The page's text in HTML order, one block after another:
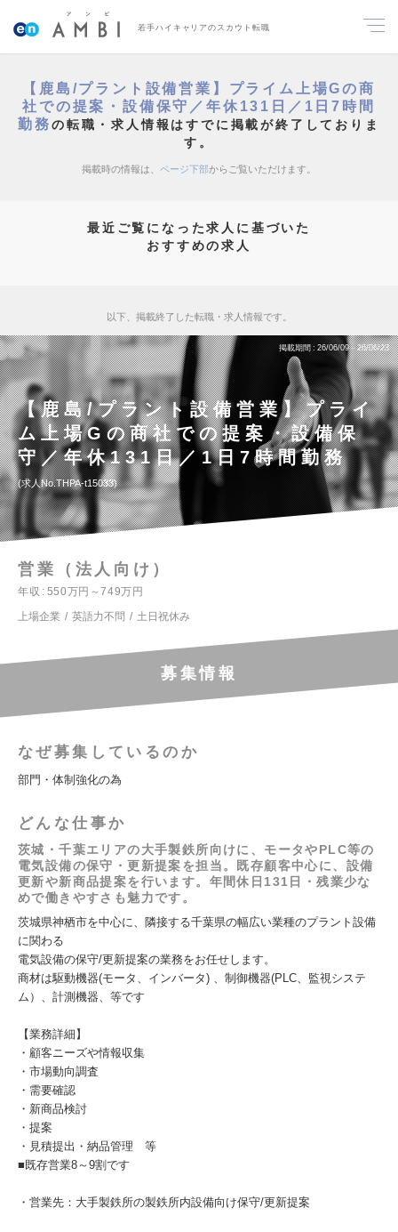
若手ハイキャリアのスカウト転職
【鹿島/プラント設備営業】プライム上場Gの商
社での提案・設備保守／年休131日／1日7時間
勤務の転職・求人情報はすでに掲載が終了しておりま
す。
掲載時の情報は、 ページ下部からご覧いただけます。
最近ご覧になった求人に基づいた
おすすめの求人
以下、掲載終了した転職・求人情報です。
掲載期間 26/06/09～26/06/23
【鹿島/プラント設備営業】プライ
ム上場Gの商社での提案・設備保
守／年休131日／1日7時間勤務
求人No.THPA-t15033
営業（法人向け）
年収
550万円～749万円
上場企業
英語力不問 土日祝休み
募集情報
なぜ募集しているのか
部門・体制強化の為
どんな仕事か
茨城・千葉エリアの大手製鉄所向けに、モータやPLC等の
電気設備の保守・更新提案を担当。既存顧客中心に、設備
更新や新商品提案を行います。年間休日131日・残業少な
めで働きやすさも魅力です。
茨城県神栖市を中心に、隣接する千葉県の幅広い業種のプラント設備
に関わる
電気設備の保守/更新提案の業務をお任せします。
商材は駆動機器(モータ、インバータ) 、制御機器(PLC、監視システ
ム）、計測機器、等です
【業務詳細】
・顧客ニーズや情報収集
・市場動向調査
・需要確認
・新商品検討
・提案
・見積提出・納品管理 等
■既存営業8～9割です
・営業先：大手製鉄所の製鉄所内設備向け保守/更新提案